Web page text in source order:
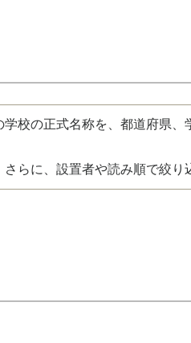
校の正式名称を、都道府県
らに、設置者や読み順で絞り